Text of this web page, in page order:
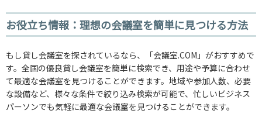
お役立ち情報：理想の会議室を簡単に見つける方法
もし貸し会議室を探されているなら、「会議室.COM」がおすすめで
す。全国の優良貸し会議室を簡単に検索でき、用途や予算に合わせ
て最適な会議室を見つけることができます。地域や参加人数、必要
な設備など、様々な条件で絞り込み検索が可能で、忙しいビジネス
パーソンでも気軽に最適な会議室を見つけることができます。